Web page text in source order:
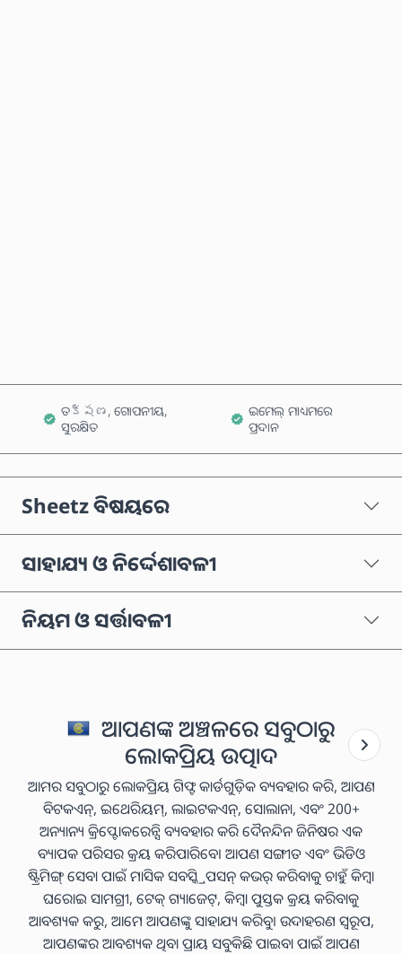
ତక్షణ, ଗୋପନୀୟ,
ସୁରକ୍ଷିତ
ଇମେଲ୍ ମାଧ୍ୟମରେ
ପ୍ରଦାନ
Sheetz ବିଷୟରେ
ସାହାଯ୍ୟ ଓ ନିର୍ଦ୍ଦେଶାବଳୀ
ନିୟମ ଓ ସର୍ତ୍ତାବଳୀ
ଆପଣଙ୍କ ଅଞ୍ଚଳରେ ସବୁଠାରୁ
ଲୋକପ୍ରିୟ ଉତ୍ପାଦ
ଆମର ସବୁଠାରୁ ଲୋକପ୍ରିୟ ଗିଫ୍ଟ କାର୍ଡଗୁଡ଼ିକ ବ୍ୟବହାର କରି, ଆପଣ
ବିଟକଏନ୍, ଇଥେରିୟମ୍, ଲାଇଟକଏନ୍, ସୋଲାନା, ଏବଂ 200+
ଅନ୍ୟାନ୍ୟ କ୍ରିପ୍ଟୋକରେନ୍ସି ବ୍ୟବହାର କରି ଦୈନନ୍ଦିନ ଜିନିଷର ଏକ
ବ୍ୟାପକ ପରିସର କ୍ରୟ କରିପାରିବେ। ଆପଣ ସଙ୍ଗୀତ ଏବଂ ଭିଡିଓ
ଷ୍ଟ୍ରିମିଙ୍ଗ୍ ସେବା ପାଇଁ ମାସିକ ସବସ୍କ୍ରିପସନ୍ କଭର୍ କରିବାକୁ ଚାହୁଁ କିମ୍ବା
ଘରୋଇ ସାମଗ୍ରୀ, ଟେକ୍ ଗ୍ୟାଜେଟ୍, କିମ୍ବା ପୁସ୍ତକ କ୍ରୟ କରିବାକୁ
ଆବଶ୍ୟକ କରୁ, ଆମେ ଆପଣଙ୍କୁ ସାହାଯ୍ୟ କରିବୁ। ଉଦାହରଣ ସ୍ୱରୂପ,
ଆପଣଙ୍କର ଆବଶ୍ୟକ ଥିବା ପ୍ରାୟ ସବୁକିଛି ପାଇବା ପାଇଁ ଆପଣ